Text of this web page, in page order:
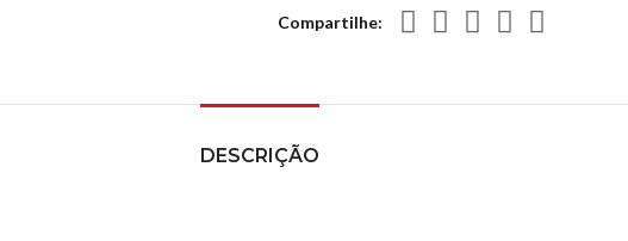
Compartilhe
DESCRIÇÃO